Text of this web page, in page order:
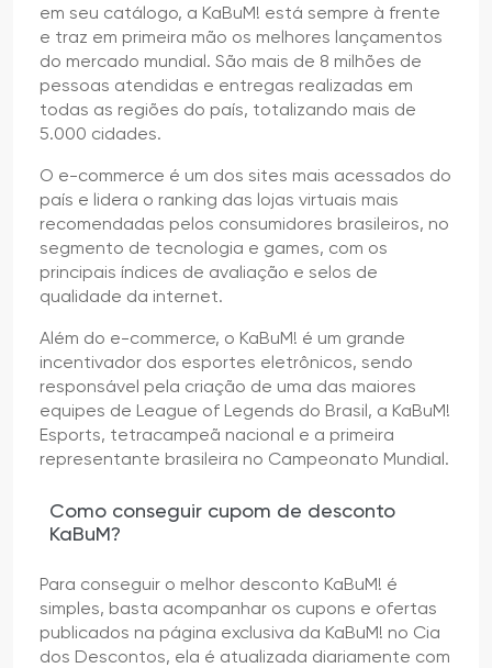
em seu catálogo, a KaBuM! está sempre à frente
e traz em primeira mão os melhores lançamentos
do mercado mundial. São mais de 8 milhões de
pessoas atendidas e entregas realizadas em
todas as regiões do país, totalizando mais de
5.000 cidades.
O e-commerce é um dos sites mais acessados do
país e lidera o ranking das lojas virtuais mais
recomendadas pelos consumidores brasileiros, no
segmento de tecnologia e games, com os
principais índices de avaliação e selos de
qualidade da internet.
Além do e-commerce, o KaBuM! é um grande
incentivador dos esportes eletrônicos, sendo
responsável pela criação de uma das maiores
equipes de League of Legends do Brasil, a KaBuM!
Esports, tetracampeã nacional e a primeira
representante brasileira no Campeonato Mundial.
Como conseguir cupom de desconto
KaBuM?
Para conseguir o melhor desconto KaBuM! é
simples, basta acompanhar os cupons e ofertas
publicados na página exclusiva da KaBuM! no Cia
dos Descontos, ela é atualizada diariamente com